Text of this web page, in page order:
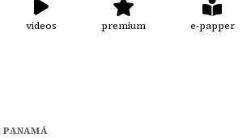
videos premium e-papper
PANAMÁ